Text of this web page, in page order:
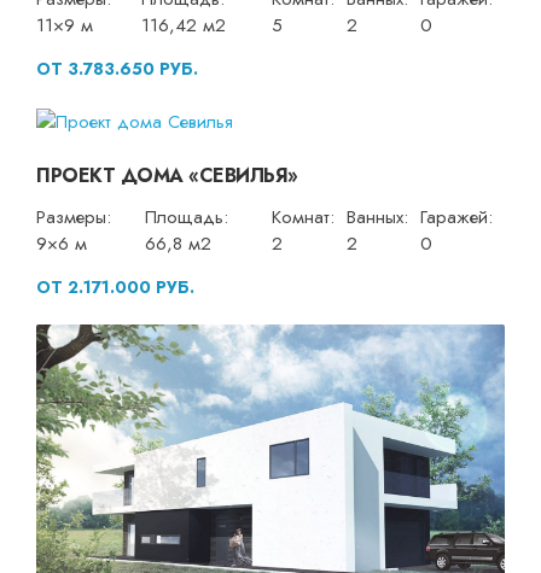
11×9 м
116,42 м2
5
2
0
ОТ 3.783.650 РУБ.
ПРОЕКТ ДОМА «СЕВИЛЬЯ»
Размеры:
9×6 м
Площадь:
66,8 м2
Комнат:
2
Ванных:
2
Гаражей:
0
ОТ 2.171.000 РУБ.